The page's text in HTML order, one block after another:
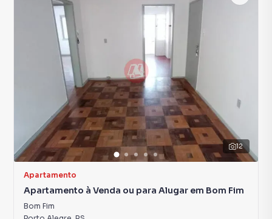
12
Apartamento
Apartamento à Venda ou para Alugar em Bom Fim
Bom Fim